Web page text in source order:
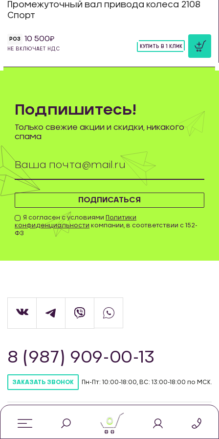
Промежуточный вал привода колеса 2108
Спорт
РОЗ 10 500
НЕ ВКЛЮЧАЕТ НДС
КУПИТЬ В 1 КЛИК
ПОДПИСАТЬСЯ
Я согласен с условиями Политики
конфиденциальности компании, в соответствии с 152-
ФЗ
Подпишитесь!
Только свежие акции и скидки, никакого
спама
8 (987) 909-00-13
ЗАКАЗАТЬ ЗВОНОК Пн-Пт: 10:00-18:00, ВС: 13:00-18:00 по МСК.
info@newdiffer.ru
0